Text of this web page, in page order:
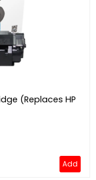
(Replaces HP
Add